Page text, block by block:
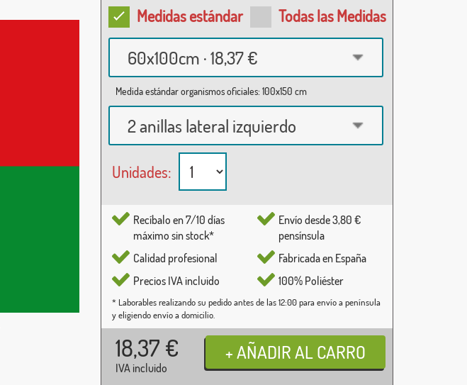
Medidas estándar Todas las Medidas
60x100cm · 18,37 €
Medida estándar organismos oficiales: 100x150 cm
2 anillas lateral izquierdo
Unidades:
Recíbalo en 7/10 días
máximo sin stock*
Calidad profesional
Precios IVA incluido
Envío desde 3,80 €
pensínsula
Fabricada en España
100% Poliéster
* Laborables realizando su pedido antes de las 12:00 para envío a península
y eligiendo envío a domicilio.
18,37 €
IVA incluido